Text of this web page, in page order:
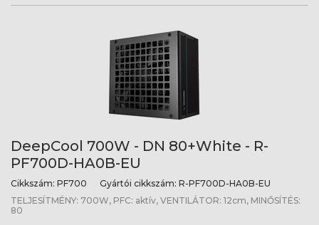
DeepCool 700W - DN 80+White - R-
PF700D-HA0B-EU
Cikkszám: PF700 Gyártói cikkszám: R-PF700D-HA0B-EU
TELJESÍTMÉNY: 700W, PFC: aktív, VENTILÁTOR: 12cm, MINŐSÍTÉS:
80